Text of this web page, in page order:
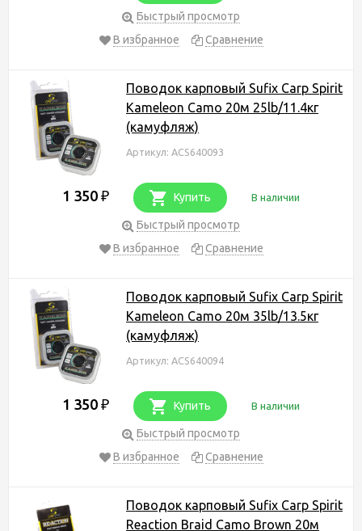
Быстрый просмотр
В избранное
Сравнение
Поводок карповый Sufix Carp Spirit
Kameleon Camo 20м 25lb/11.4кг
(камуфляж)
Артикул: ACS640093
1 350 ₽ Купить В наличии
Быстрый просмотр
В избранное
Сравнение
Поводок карповый Sufix Carp Spirit
Kameleon Camo 20м 35lb/13.5кг
(камуфляж)
Артикул: ACS640094
1 350 ₽ Купить В наличии
Быстрый просмотр
В избранное
Сравнение
Поводок карповый Sufix Carp Spirit
Reaction Braid Camo Brown 20м